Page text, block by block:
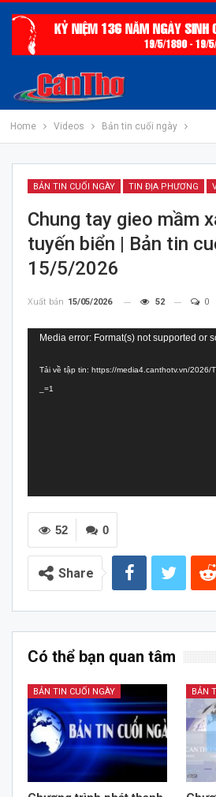
Home Videos Bản tin cuối ngày
BẢN TIN CUỐI NGÀY TIN ĐỊA PHƯƠNG
Chung tay gieo mầm
tuyến biển | Bản tin
15/5/2026
Xuất bản 15/05/2026 52 0
Trình
Video
Media error: Format(s) not supported or
Tải về tập tin: https://media4.canthotv.vn/2026/
_=1
0
52
Share
Có thể bạn quan tâm
BẢN TIN CUỐI NGÀY BẢN